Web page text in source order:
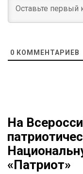
0 КОММЕНТАРИЕВ
На
«Патриот»